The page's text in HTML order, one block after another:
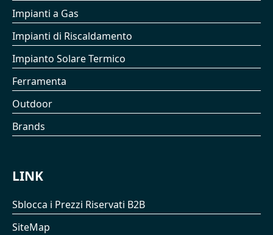
Impianti a Gas
Impianti di Riscaldamento
Impianto Solare Termico
Ferramenta
Outdoor
Brands
LINK
Sblocca i Prezzi Riservati B2B
SiteMap